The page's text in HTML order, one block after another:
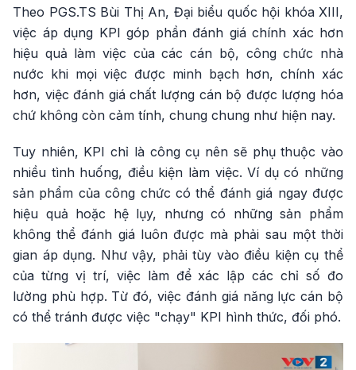
Theo PGS.TS Bùi Thị An, Đại biểu quốc hội khóa XIII,
việc áp dụng KPI góp phần đánh giá chính xác hơn
hiệu quả làm việc của các cán bộ, công chức nhà
nước khi mọi việc được minh bạch hơn, chính xác
hơn, việc đánh giá chất lượng cán bộ được lượng hóa
chứ không còn cảm tính, chung chung như hiện nay.
Tuy nhiên, KPI chỉ là công cụ nên sẽ phụ thuộc vào
nhiều tình huống, điều kiện làm việc. Ví dụ có những
sản phẩm của công chức có thể đánh giá ngay được
hiệu quả hoặc hệ lụy, nhưng có những sản phẩm
không thể đánh giá luôn được mà phải sau một thời
gian áp dụng. Như vậy, phải tùy vào điều kiện cụ thể
của từng vị trí, việc làm để xác lập các chỉ số đo
lường phù hợp. Từ đó, việc đánh giá năng lực cán bộ
có thể tránh được việc "chạy" KPI hình thức, đối phó.